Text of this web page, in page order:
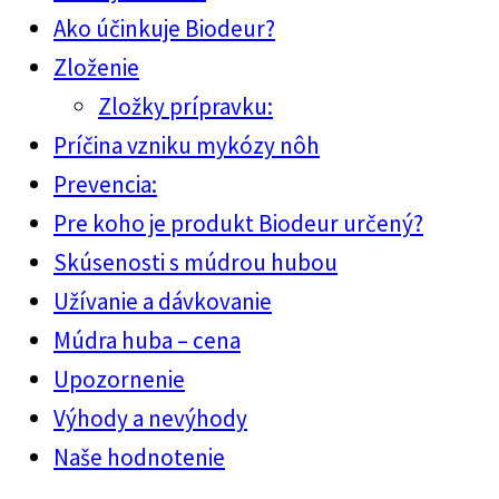
Ako účinkuje Biodeur?
Zloženie
Zložky prípravku:
Príčina vzniku mykózy nôh
Prevencia:
Pre koho je produkt Biodeur určený?
Skúsenosti s múdrou hubou
Užívanie a dávkovanie
Múdra huba – cena
Upozornenie
Výhody a nevýhody
Naše hodnotenie